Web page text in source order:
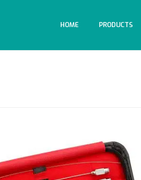
HOME PRODUCTS